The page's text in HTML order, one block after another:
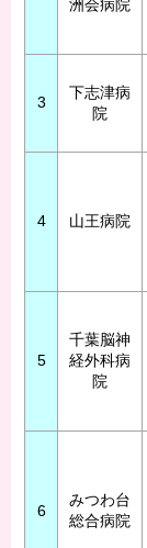
洲会病院
3
下志津病
院
4 山王病院
5
千葉脳神
経外科病
院
6
みつわ台
総合病院